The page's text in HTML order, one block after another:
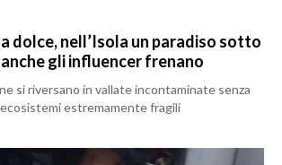
dolce, nell’Isola un paradiso sotto
gli influencer frenano
si riversano in vallate incontaminate senza
estremamente fragili